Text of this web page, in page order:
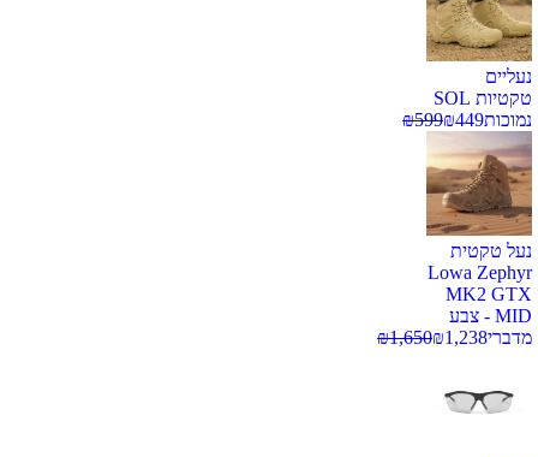
נעליים
טקטיות SOL
נמוכות
₪449
₪599
נעל טקטית
Lowa Zephyr
MK2 GTX
MID - צבע
מדברי
₪1,238
₪1,650